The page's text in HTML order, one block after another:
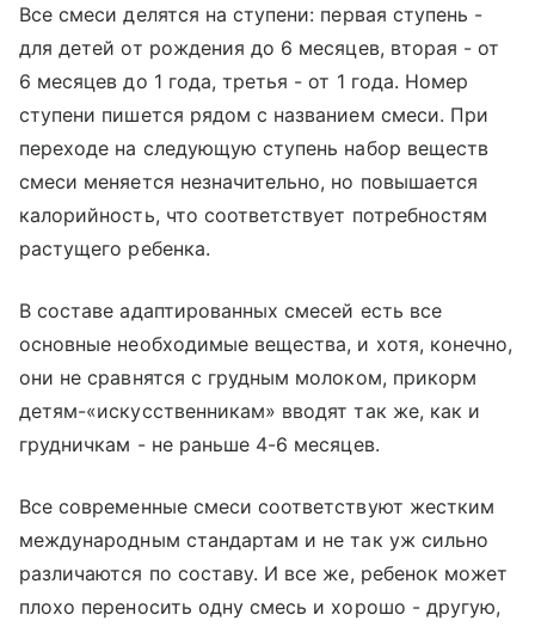
Все смеси делятся на ступени: первая ступень -
для детей от рождения до 6 месяцев, вторая - от
6 месяцев до 1 года, третья - от 1 года. Номер
ступени пишется рядом с названием смеси. При
переходе на следующую ступень набор веществ
смеси меняется незначительно, но повышается
калорийность, что соответствует потребностям
растущего ребенка.
В составе адаптированных смесей есть все
основные необходимые вещества, и хотя, конечно,
они не сравнятся с грудным молоком, прикорм
детям-«искусственникам» вводят так же, как и
грудничкам - не раньше 4-6 месяцев.
Все современные смеси соответствуют жестким
международным стандартам и не так уж сильно
различаются по составу. И все же, ребенок может
плохо переносить одну смесь и хорошо - другую,